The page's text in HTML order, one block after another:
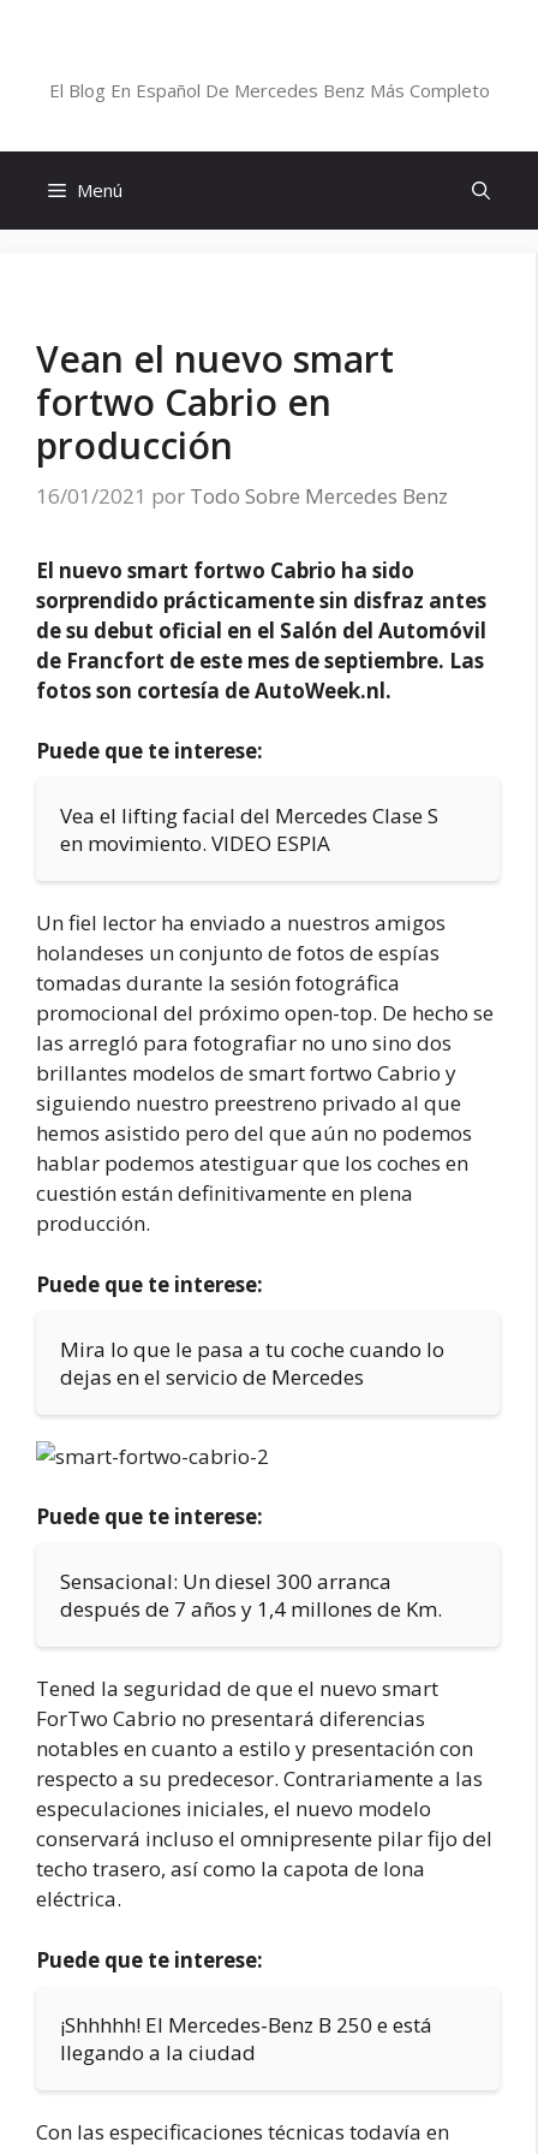
El Blog En Español De Mercedes Benz Más Completo
Menú
Vean el nuevo smart
fortwo Cabrio en
producción
16/01/2021 por Todo Sobre Mercedes Benz
El nuevo smart fortwo Cabrio ha sido
sorprendido prácticamente sin disfraz antes
de su debut oficial en el Salón del Automóvil
de Francfort de este mes de septiembre. Las
fotos son cortesía de AutoWeek.nl.
Puede que te interese:
Vea el lifting facial del Mercedes Clase S
en movimiento. VIDEO ESPIA
Un fiel lector ha enviado a nuestros amigos
holandeses un conjunto de fotos de espías
tomadas durante la sesión fotográfica
promocional del próximo open-top. De hecho se
las arregló para fotografiar no uno sino dos
brillantes modelos de smart fortwo Cabrio y
siguiendo nuestro preestreno privado al que
hemos asistido pero del que aún no podemos
hablar podemos atestiguar que los coches en
cuestión están definitivamente en plena
producción.
Puede que te interese:
Mira lo que le pasa a tu coche cuando lo
dejas en el servicio de Mercedes
Puede que te interese:
Sensacional: Un diesel 300 arranca
después de 7 años y 1,4 millones de Km.
Tened la seguridad de que el nuevo smart
ForTwo Cabrio no presentará diferencias
notables en cuanto a estilo y presentación con
respecto a su predecesor. Contrariamente a las
especulaciones iniciales, el nuevo modelo
conservará incluso el omnipresente pilar fijo del
techo trasero, así como la capota de lona
eléctrica.
Puede que te interese:
¡Shhhhh! El Mercedes-Benz B 250 e está
llegando a la ciudad
Con las especificaciones técnicas todavía en